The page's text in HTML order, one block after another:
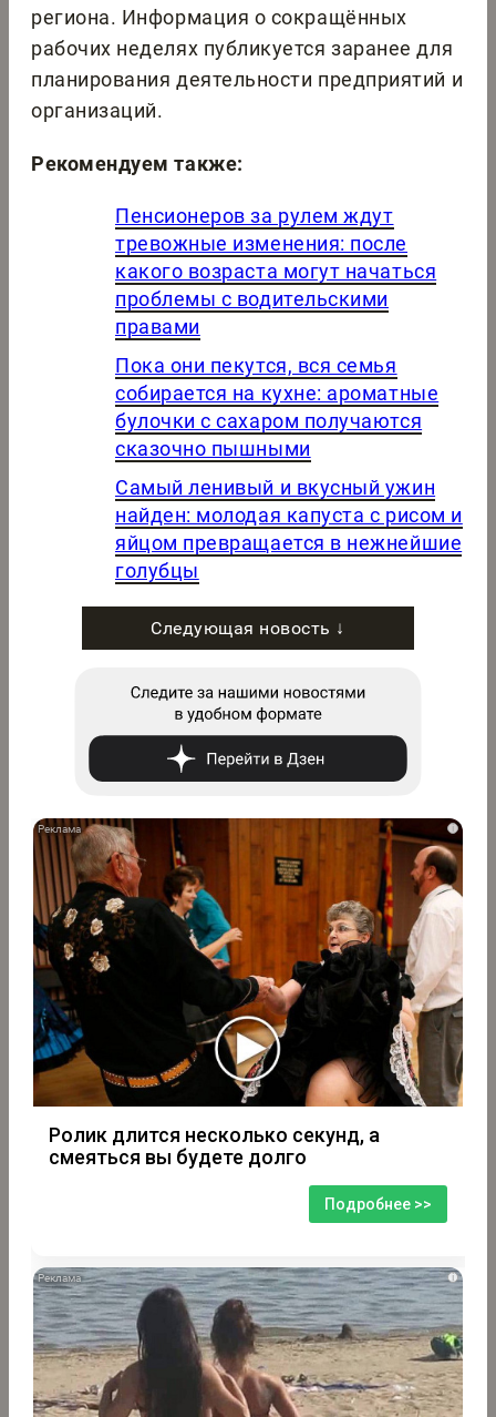
региона. Информация о сокращённых
рабочих неделях публикуется заранее для
планирования деятельности предприятий и
организаций.
Рекомендуем также:
Пенсионеров за рулем ждут
тревожные изменения: после
какого возраста могут начаться
проблемы с водительскими
правами
Пока они пекутся, вся семья
собирается на кухне: ароматные
булочки с сахаром получаются
сказочно пышными
Самый ленивый и вкусный ужин
найден: молодая капуста с рисом и
яйцом превращается в нежнейшие
голубцы
Следующая новость ↓
i
Ролик длится несколько секунд, а
смеяться вы будете долго
Подробнее >>
i